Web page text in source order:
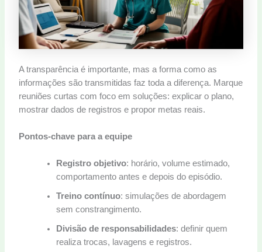
A transparência é importante, mas a forma como as
informações são transmitidas faz toda a diferença. Marque
reuniões curtas com foco em soluções: explicar o plano,
mostrar dados de registros e propor metas reais.
Pontos-chave para a equipe
Registro objetivo: horário, volume estimado,
comportamento antes e depois do episódio.
Treino contínuo: simulações de abordagem
sem constrangimento.
Divisão de responsabilidades: definir quem
realiza trocas, lavagens e registros.